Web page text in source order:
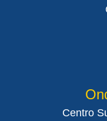
Centro